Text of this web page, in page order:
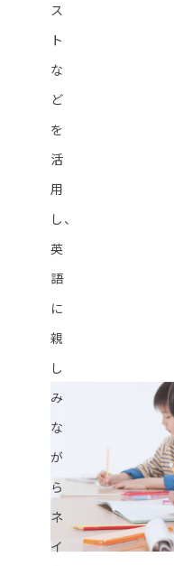
ス
ト
な
ど
を
活
用
し、
英
語
に
親
し
み
な
が
ら
ネ
イ